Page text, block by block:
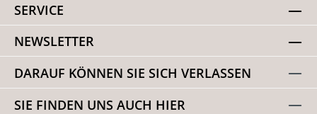
SERVICE
NEWSLETTER
DARAUF KÖNNEN SIE SICH VERLASSEN
SIE FINDEN UNS AUCH HIER